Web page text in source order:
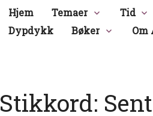
Hjem Temaer
Tid
Dypdykk
Bøker
Stikkord: